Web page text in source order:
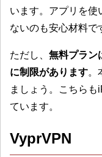
います。アプリを使
ないのも安心材料で
ただし、 無料プラン
に制限があります。
ましょう。こちら
ています。
VyprVPN